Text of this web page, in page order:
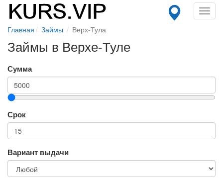
Главная Займы Верх-Тула
Займы в Верхе-Туле
Сумма
Срок
Вариант выдачи